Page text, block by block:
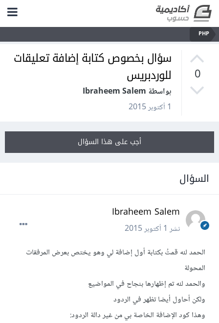
PHP
0
سؤال بخصوص كتابة إضافة تعليقات
للوردبريس
بواسطة Ibraheem Salem
1 أكتوبر 2015
أجب على هذا السؤال
السؤال
Ibraheem Salem
نشر1 أكتوبر 2015
الحمد لله قمتُ بكتابة أول إضافة لي وهو يختص بعرض المرفقات
المحولة
والحمد لله تم إظهارها بنجاح في المواضيع
ولكن أحاول أيضا تظهر في الردود
وهذا كود الإضافة الخاصة بي من غير دالة الردود: